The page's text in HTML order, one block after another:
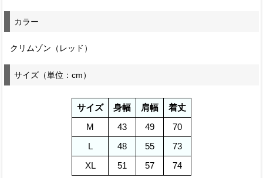
カラー
クリムゾン（レッド）
サイズ（単位：cm）
サイズ 身幅 肩幅
着丈
M
43 49
70
L
48 55
73
XL
51 57 74